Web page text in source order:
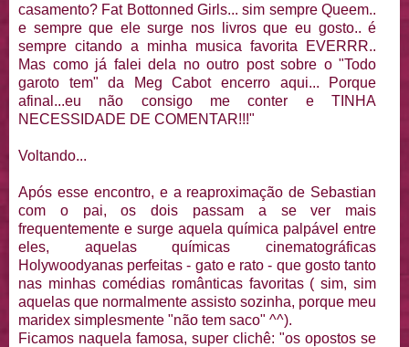
casamento? Fat Bottonned Girls... sim sempre Queem..
e sempre que ele surge nos livros que eu gosto.. é
sempre citando a minha musica favorita EVERRR..
Mas como já falei dela no outro post sobre o "Todo
garoto tem" da Meg Cabot encerro aqui... Porque
afinal...eu não consigo me conter e TINHA
NECESSIDADE DE COMENTAR!!!"
Voltando...
Após esse encontro, e a reaproximação de Sebastian
com o pai, os dois passam a se ver mais
frequentemente e surge aquela química palpável entre
eles, aquelas químicas cinematográficas
Holywoodyanas perfeitas - gato e rato - que gosto tanto
nas minhas comédias românticas favoritas ( sim, sim
aquelas que normalmente assisto sozinha, porque meu
maridex simplesmente "não tem saco" ^^).
Ficamos naquela famosa, super clichê: "os opostos se